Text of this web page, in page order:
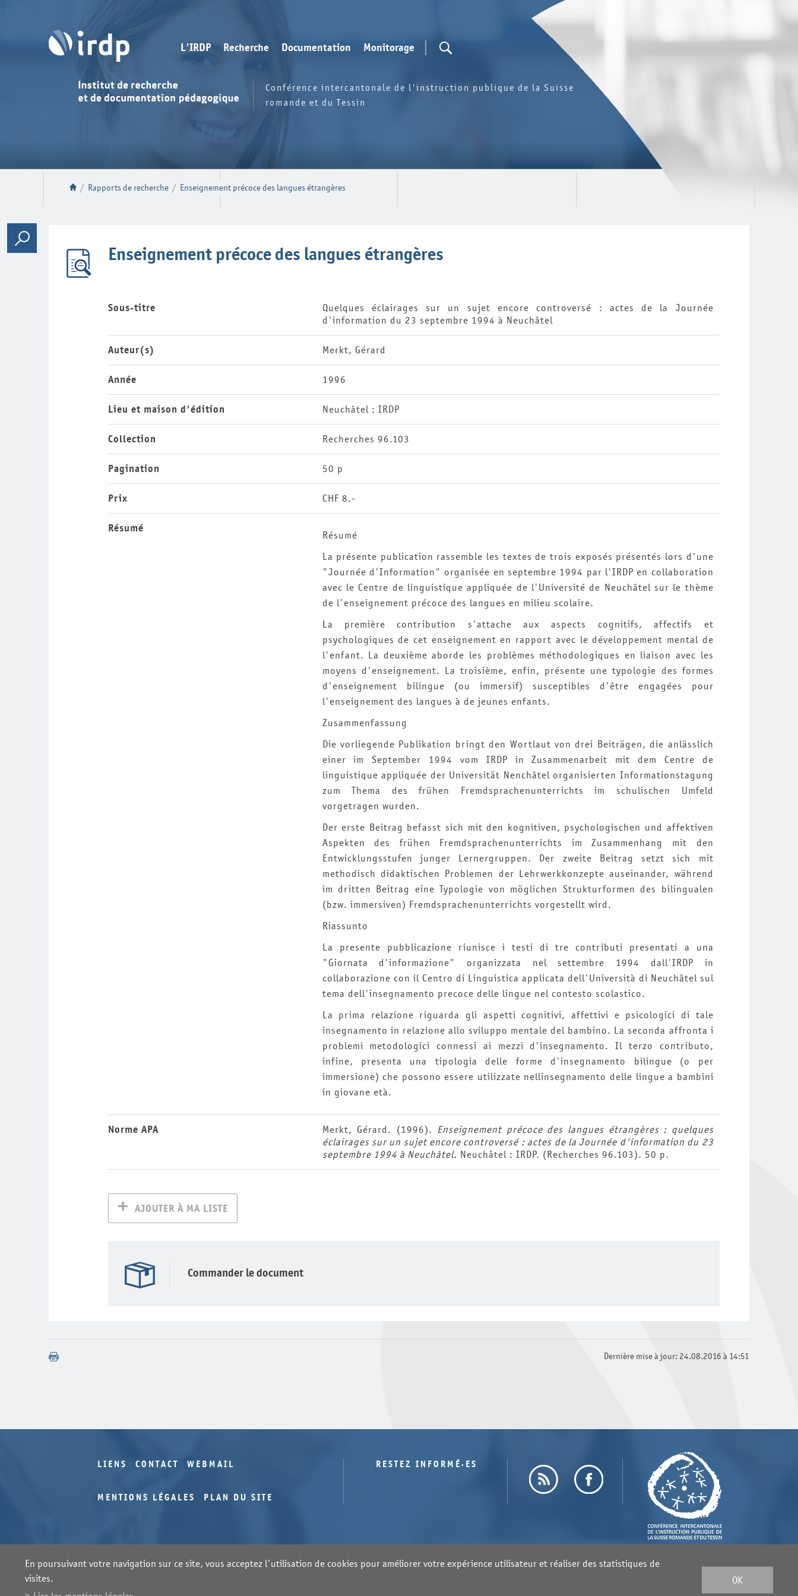
L'IRDP Recherche Documentation Monitorage
Conférence intercantonale de l'instruction publique de la Suisse
romande et du Tessin
/ Rapports de recherche / Enseignement précoce des langues étrangères
Enseignement précoce des langues étrangères
Sous-titre
Quelques éclairages sur un sujet encore controversé : actes de la Journée
d'information du 23 septembre 1994 à Neuchâtel
Auteur(s) Merkt, Gérard
Année 1996
Lieu et maison d'édition Neuchâtel : IRDP
Collection Recherches 96.103
Pagination 50 p
Prix CHF 8.-
Résumé
Résumé
La présente publication rassemble les textes de trois exposés présentés lors d'une
"Journée d'Information" organisée en septembre 1994 par l'IRDP en collaboration
avec le Centre de linguistique appliquée de l'Université de Neuchâtel sur le thème
de l'enseignement précoce des langues en milieu scolaire.
La première contribution s'attache aux aspects cognitifs, affectifs et
psychologiques de cet enseignement en rapport avec le développement mental de
l'enfant. La deuxième aborde les problèmes méthodologiques en liaison avec les
moyens d'enseignement. La troisième, enfin, présente une typologie des formes
d'enseignement bilingue (ou immersif) susceptibles d'être engagées pour
l'enseignement des langues à de jeunes enfants.
Zusammenfassung
Die vorliegende Publikation bringt den Wortlaut von drei Beiträgen, die anlässlich
einer im September 1994 vom IRDP in Zusammenarbeit mit dem Centre de
linguistique appliquée der Universität Nenchâtel organisierten Informationstagung
zum Thema des frühen Fremdsprachenunterrichts im schulischen Umfeld
vorgetragen wurden.
Der erste Beitrag befasst sich mit den kognitiven, psychologischen und affektiven
Aspekten des frühen Fremdsprachenunterrichts im Zusammenhang mit den
Entwicklungsstufen junger Lernergruppen. Der zweite Beitrag setzt sich mit
methodisch didaktischen Problemen der Lehrwerkkonzepte auseinander, während
im dritten Beitrag eine Typologie von möglichen Strukturformen des bilingualen
(bzw. immersiven) Fremdsprachenunterrichts vorgestellt wird.
Riassunto
La presente pubblicazione riunisce i testi di tre contributi presentati a una
"Giornata d'informazione" organizzata nel settembre 1994 dall'IRDP in
collaborazione con il Centro di Linguistica applicata dell'Università di Neuchâtel sul
tema dell'insegnamento precoce delle lingue nel contesto scolastico.
La prima relazione riguarda gli aspetti cognitivi, affettivi e psicologici di tale
insegnamento in relazione allo sviluppo mentale del bambino. La seconda affronta i
problemi metodologici connessi ai mezzi d'insegnamento. Il terzo contributo,
infine, presenta una tipologia delle forme d'insegnamento bilingue (o per
immersione) che possono essere utilizzate nellinsegnamento delle lingue a bambini
in giovane età.
Norme APA Merkt, Gérard. (1996).
Enseignement précoce des langues étrangères : quelques
éclairages sur un sujet encore controversé : actes de la Journée d'information du 23
septembre 1994 à Neuchâtel. Neuchâtel : IRDP. (Recherches 96.103). 50 p.
AJOUTER À MA LISTE
Commander le document
Dernière mise à jour: 24.08.2016 à 14:51
LIENS CONTACT WEBMAIL
MENTIONS LÉGALES PLAN DU SITE
RESTEZ INFORMÉ·ES
En poursuivant votre navigation sur ce site, vous acceptez l'utilisation de cookies pour améliorer votre expérience utilisateur et réaliser des statistiques de
visites.
OK